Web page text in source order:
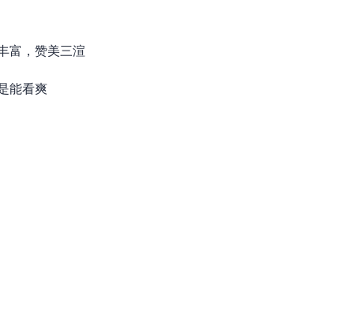
富，赞美三渲
能看爽